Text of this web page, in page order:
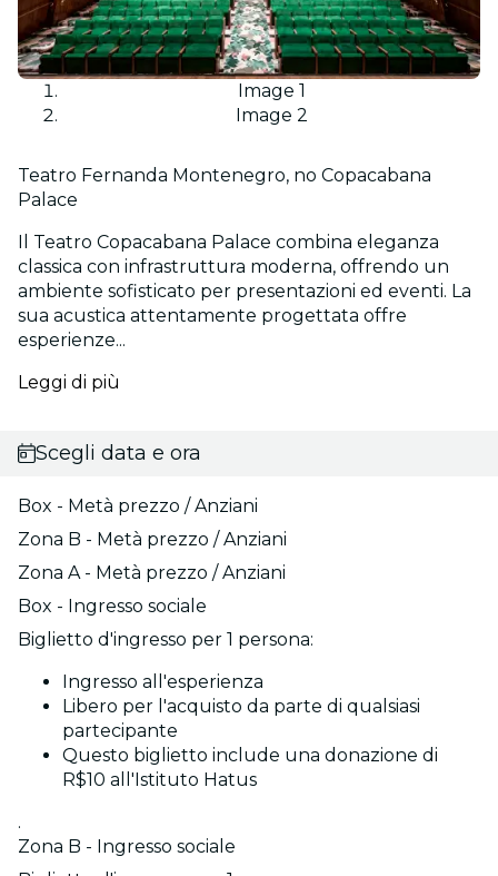
Image 1
Image 2
Teatro Fernanda Montenegro, no Copacabana
Palace
Il Teatro Copacabana Palace combina eleganza
classica con infrastruttura moderna, offrendo un
ambiente sofisticato per presentazioni ed eventi. La
sua acustica attentamente progettata offre
esperienze...
Leggi di più
Scegli data e ora
Box - Metà prezzo / Anziani
Zona B - Metà prezzo / Anziani
Zona A - Metà prezzo / Anziani
Box - Ingresso sociale
Biglietto d'ingresso per 1 persona:
Ingresso all'esperienza
Libero per l'acquisto da parte di qualsiasi
partecipante
Questo biglietto include una donazione di
R$10 all'Istituto Hatus
.
Zona B - Ingresso sociale